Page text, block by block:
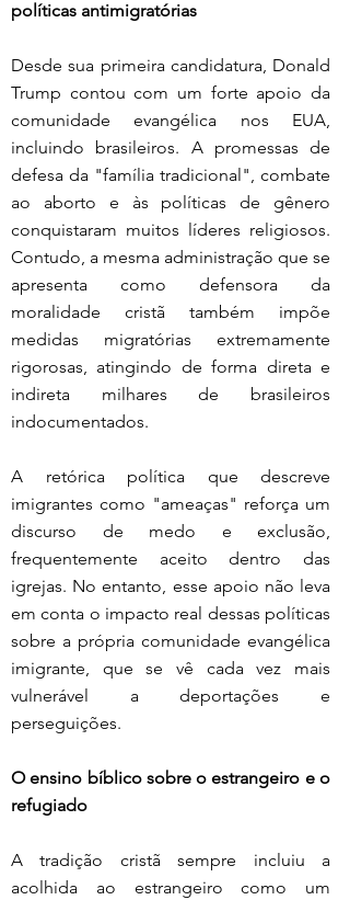
políticas antimigratórias
Desde sua primeira candidatura, Donald
Trump contou com um forte apoio da
comunidade evangélica nos EUA,
incluindo brasileiros. A promessas de
defesa da "família tradicional", combate
ao aborto e às políticas de gênero
conquistaram muitos líderes religiosos.
Contudo, a mesma administração que se
apresenta como defensora da
moralidade cristã também impõe
medidas migratórias extremamente
rigorosas, atingindo de forma direta e
indireta milhares de brasileiros
indocumentados.
A retórica política que descreve
imigrantes como "ameaças" reforça um
discurso de medo e exclusão,
frequentemente aceito dentro das
igrejas. No entanto, esse apoio não leva
em conta o impacto real dessas políticas
sobre a própria comunidade evangélica
imigrante, que se vê cada vez mais
vulnerável a deportações e
perseguições.
O ensino bíblico sobre o estrangeiro e o
refugiado
A tradição cristã sempre incluiu a
acolhida ao estrangeiro como um